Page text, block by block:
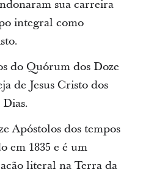
sua carreira
integral como
do Quórum dos Doze
de Jesus Cristo dos
Apóstolos dos tempos
em 1835 e é um
literal na Terra da